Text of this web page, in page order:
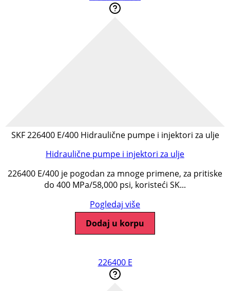
SKF 226400 E/400 Hidraulične pumpe i injektori za ulje
Hidraulične pumpe i injektori za ulje
226400 E/400 je pogodan za mnoge primene, za pritiske
do 400 MPa/58,000 psi, koristeći SK...
Pogledaj više
Dodaj u korpu
226400 E